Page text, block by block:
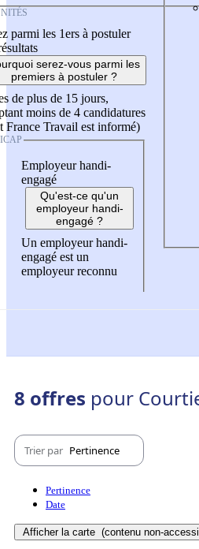
parmi les 1ers à postuler
serez-vous parmi les
premiers à postuler ?
de plus de 15 jours,
moins de 4 candidatures
France Travail est informé)
Employeur handi-
engagé
Qu'est-ce qu'un
employeur handi-
engagé ?
Un employeur handi-
engagé est un
employeur reconnu
8 offres pour
Trier par Pertinence
Pertinence
Date
Afficher la carte (contenu non-